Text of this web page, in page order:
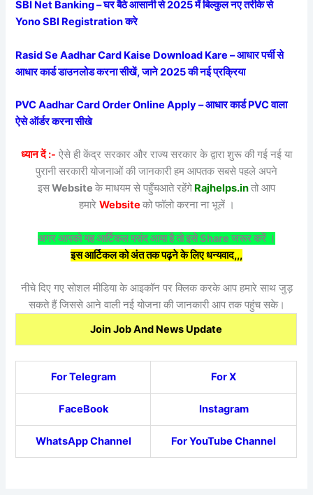
SBI Net Banking – घर बैठे आसानी से 2025 में बिल्कुल नए तरीके से
Yono SBI Registration करे
Rasid Se Aadhar Card Kaise Download Kare – आधार पर्ची से
आधार कार्ड डाउनलोड करना सीखें, जाने 2025 की नई प्रक्रिया
PVC Aadhar Card Order Online Apply – आधार कार्ड PVC वाला
ऐसे ऑर्डर करना सीखे
ध्यान दें :- ऐसे ही केंद्र सरकार और राज्य सरकार के द्वारा शुरू की गई नई या
पुरानी सरकारी योजनाओं की जानकारी हम आपतक सबसे पहले अपने
इसWebsite के माधयम से पहुँचआते रहेंगे Rajhelps.inतो आप
हमारे Website को फॉलो करना ना भूलें ।
अगर आपको यह आर्टिकल पसंद आया है तो इसे Share जरूर करें ।
इस आर्टिकल को अंत तक पढ़ने के लिए धन्यवाद,,,
नीचे दिए गए सोशल मीडिया के आइकॉन पर क्लिक करके आप हमारे साथ जुड़
सकते हैं जिससे आने वाली नई योजना की जानकारी आप तक पहुंच सके।
Join Job And News Update
For Telegram For X
FaceBook Instagram
WhatsApp Channel For YouTube Channel